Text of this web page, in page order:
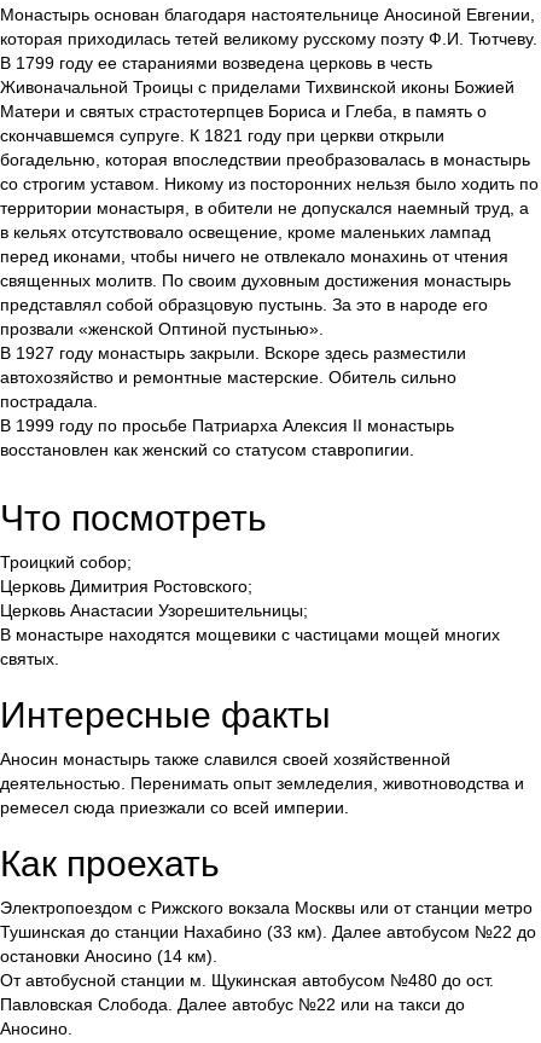
Монастырь основан благодаря настоятельнице Аносиной Евгении,
которая приходилась тетей великому русскому поэту Ф.И. Тютчеву.
В 1799 году ее стараниями возведена церковь в честь
Живоначальной Троицы с приделами Тихвинской иконы Божией
Матери и святых страстотерпцев Бориса и Глеба, в память о
скончавшемся супруге. К 1821 году при церкви открыли
богадельню, которая впоследствии преобразовалась в монастырь
со строгим уставом. Никому из посторонних нельзя было ходить по
территории монастыря, в обители не допускался наемный труд, а
в кельях отсутствовало освещение, кроме маленьких лампад
перед иконами, чтобы ничего не отвлекало монахинь от чтения
священных молитв. По своим духовным достижения монастырь
представлял собой образцовую пустынь. За это в народе его
прозвали «женской Оптиной пустынью».
В 1927 году монастырь закрыли. Вскоре здесь разместили
автохозяйство и ремонтные мастерские. Обитель сильно
пострадала.
В 1999 году по просьбе Патриарха Алексия II монастырь
восстановлен как женский со статусом ставропигии.
Что посмотреть
Троицкий собор;
Церковь Димитрия Ростовского;
Церковь Анастасии Узорешительницы;
В монастыре находятся мощевики с частицами мощей многих
святых.
Интересные факты
Аносин монастырь также славился своей хозяйственной
деятельностью. Перенимать опыт земледелия, животноводства и
ремесел сюда приезжали со всей империи.
Как проехать
Электропоездом с Рижского вокзала Москвы или от станции метро
Тушинская до станции Нахабино (33 км). Далее автобусом №22 до
остановки Аносино (14 км).
От автобусной станции м. Щукинская автобусом №480 до ост.
Павловская Слобода. Далее автобус №22 или на такси до
Аносино.